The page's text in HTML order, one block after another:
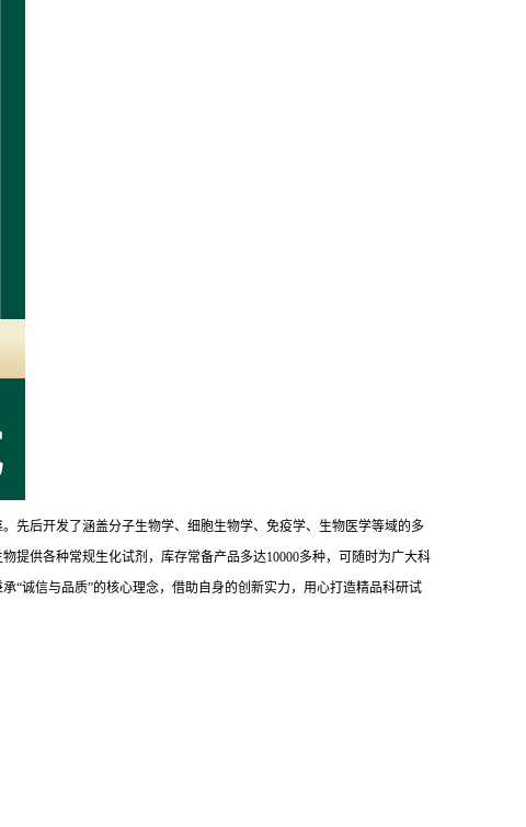
先后开发了涵盖分子生物学、细胞生物学、免疫学、生物医学等域的多
提供各种常规生化试剂，库存常备产品多达10000多种，可随时为广大科
“诚信与品质”的核心理念，借助自身的创新实力，用心打造精品科研试